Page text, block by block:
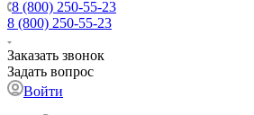
8 (800) 250-55-23
8 (800) 250-55-23
Заказать звонок
Задать вопрос
Войти